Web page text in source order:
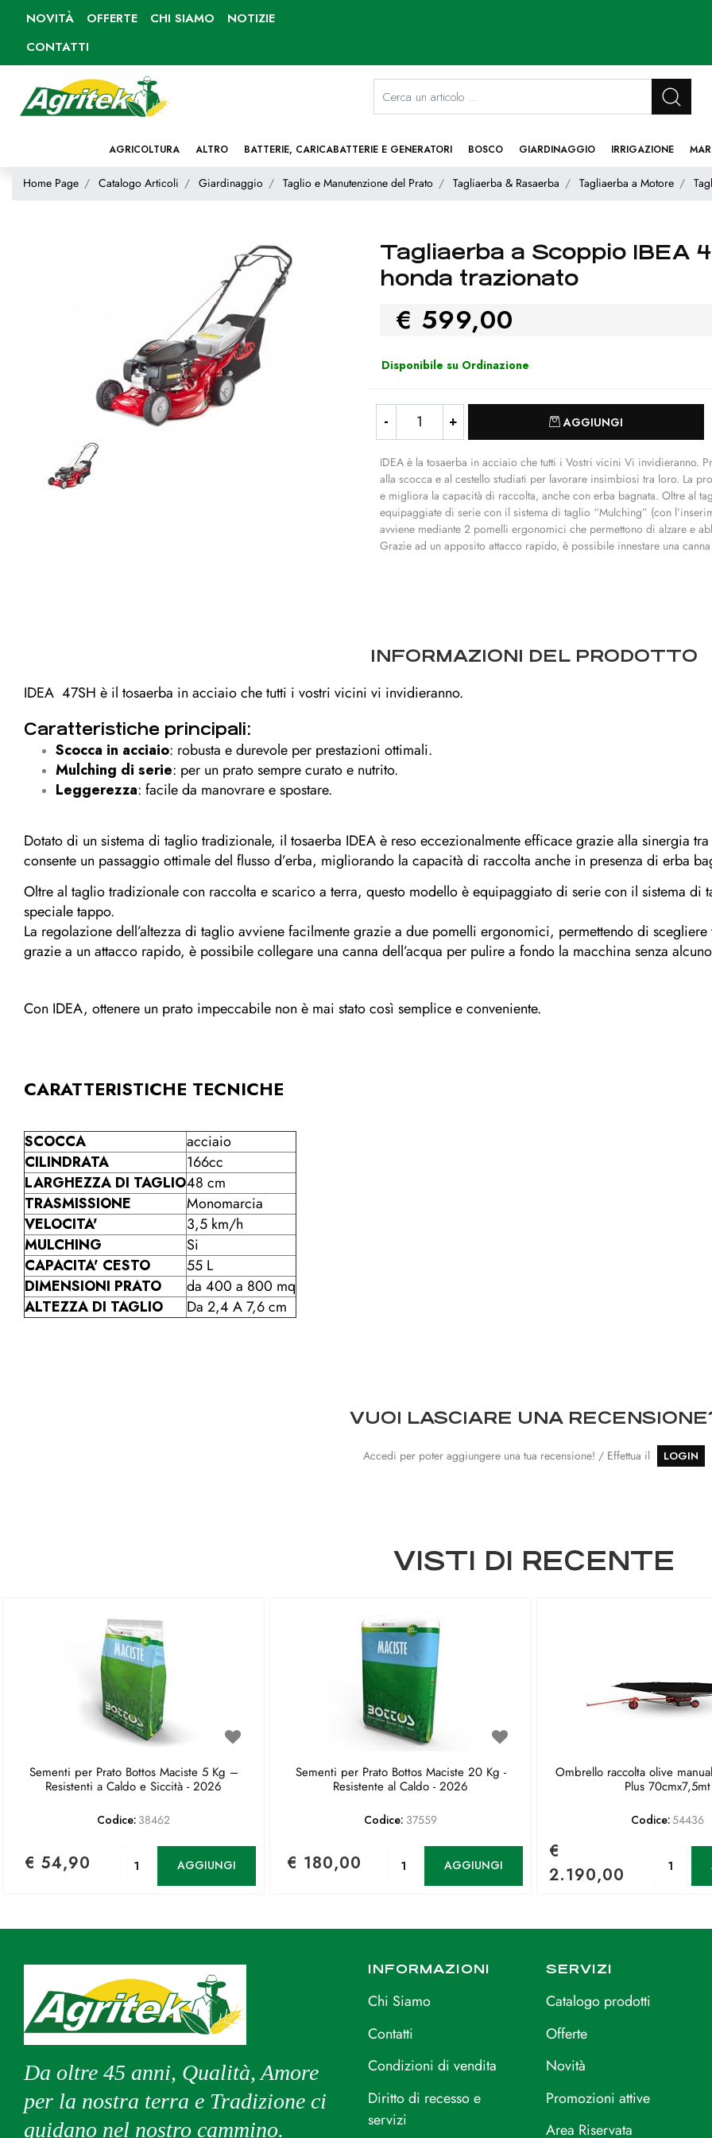
NOVITÀ OFFERTE CHI SIAMO
NOTIZIE
CONTATTI
La modifica di un filtro aggiorna automaticamente gli altri filtri
AGRICOLTURA ALTRO BATTERIE, CARICABATTERIE E GENERATORI BOSCO GIARDINAGGIO IRRIGAZIONE
Home Page Catalogo Articoli Giardinaggio Taglio e Manutenzione del Prato Tagliaerba & Rasaerba Tagliaerba a Motore
Tagliaerba a Scoppio IBEA
honda trazionato
€ 599,00
Disponibile su Ordinazione
AGGIUNGI
IDEA è la tosaerba in acciaio che tutti i Vostri vicini Vi invidieranno.
alla scocca e al cestello studiati per lavorare insimbiosi tra loro. La
e migliora la capacità di raccolta, anche con erba bagnata. Oltre al
equipaggiate di serie con il sistema di taglio “Mulching” (con
avviene mediante 2 pomelli ergonomici che permettono di alzare e
Grazie ad un apposito attacco rapido, è possibile innestare una
INFORMAZIONI DEL PRODOTTO
IDEA 47SH è il tosaerba in acciaio che tutti i vostri vicini vi invidieranno.
Caratteristiche principali:
Scocca in acciaio: robusta e durevole per prestazioni ottimali.
Mulching di serie: per un prato sempre curato e nutrito.
Leggerezza: facile da manovrare e spostare.
Dotato di un sistema di taglio tradizionale, il tosaerba IDEA è reso eccezionalmente efficace grazie alla sinergia
consente un passaggio ottimale del flusso d’erba, migliorando la capacità di raccolta anche in presenza di erba
Oltre al taglio tradizionale con raccolta e scarico a terra, questo modello è equipaggiato di serie con il sistema di
speciale tappo.
La regolazione dell’altezza di taglio avviene facilmente grazie a due pomelli ergonomici, permettendo di
grazie a un attacco rapido, è possibile collegare una canna dell’acqua per pulire a fondo la macchina senza
Con IDEA, ottenere un prato impeccabile non è mai stato così semplice e conveniente.
CARATTERISTICHE TECNICHE
SCOCCA
acciaio
CILINDRATA
166cc
LARGHEZZA DI TAGLIO48 cm
TRASMISSIONE
Monomarcia
VELOCITA'
3,5 km/h
MULCHING
Si
CAPACITA' CESTO
55 L
DIMENSIONI PRATO
da 400 a 800 mq
ALTEZZA DI TAGLIO
Da 2,4 A 7,6 cm
VUOI LASCIARE UNA
Accedi per poter aggiungere una tua recensione! / Effettua il LOGIN
VISTI DI RECENTE
Sementi per Prato Bottos Maciste 5 Kg –
Resistenti a Caldo e Siccità - 2026
Codice: 38462
€ 54,90 AGGIUNGI
Sementi per Prato Bottos Maciste 20 Kg -
Resistente al Caldo - 2026
Codice: 37559
€ 180,00 AGGIUNGI
Ombrello raccolta olive
Plus 70cmx7,5mt
Codice:54436
€
2.190,00
Da oltre 45 anni, Qualità, Amore
per la nostra terra e Tradizione ci
guidano nel nostro cammino.
INFORMAZIONI
Chi Siamo
Contatti
Condizioni di vendita
Diritto di recesso e
servizi
SERVIZI
Catalogo prodotti
Offerte
Novità
Promozioni attive
Area Riservata